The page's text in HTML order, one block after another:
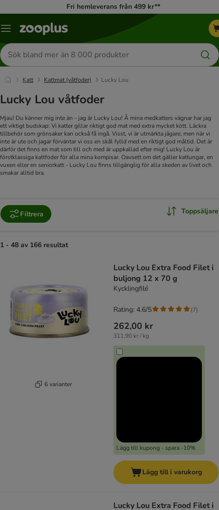
Fri hemleverans från 499 kr**
Katalogmeny
Sök
efter
produkter
Katt Kattmat (våtfoder) Lucky Lou
Lucky Lou våtfoder
Mjau! Du känner mig inte än - jag är Lucky Lou! Å mina medkatters vägnar har jag
ett viktigt budskap: Vi katter gillar riktigt god mat med extra mycket kött. Läckra
tillbehör som grönsaker kan också få ingå. Visst, vi är utmärkta jägare, men när vi
inte är ute och jagar förväntar vi oss en skål fylld med en riktigt god måltid. Det är
därför det finns en mat som till och med är uppkallad efter mig! Lucky Lou är
förstklassiga kattfoder för alla mina kompisar. Oavsett om det gäller kattungar, en
vuxen eller en seniorkatt - Lucky Lou finns tillgänglig för alla skeden av livet och
smakar alltid bra.
Filtrera Toppsäljare
1 - 48 av 166 resultat
6 varianter
Lucky Lou Extra Food Filet i
buljong 12 x 70 g
Kycklingfilé
262,00 kr
311,90 kr / kg
Lägg till kupong - spara -10%
Rating: 4.6/5 (7)
Lägg till i varukorg
Lucky Lou Extra Food Filet i